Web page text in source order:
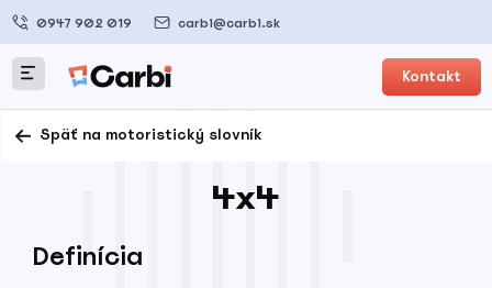
0947 902 019 carbi@carbi.sk
Kontakt
Späť na motoristický slovník
4x4
Definícia